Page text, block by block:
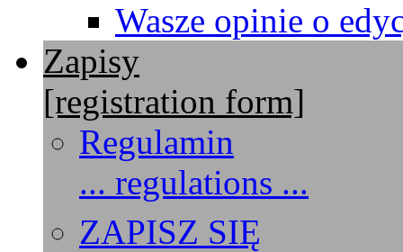
Wasze opinie o
Zapisy
[registration form]
Regulamin
... regulations ...
ZAPISZ SIĘ